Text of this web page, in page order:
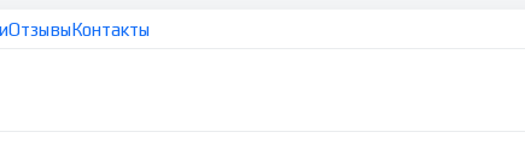
ОтзывыКонтакты